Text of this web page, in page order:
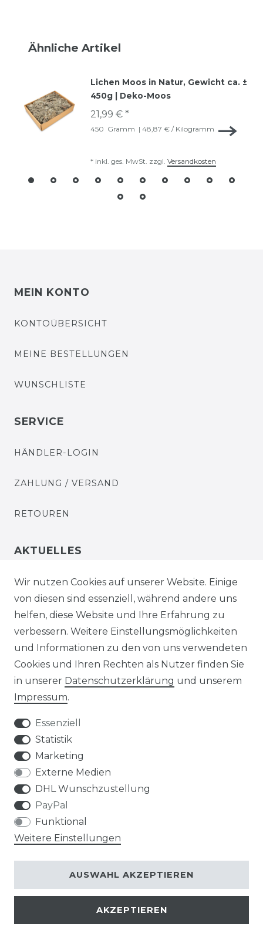
Ähnliche Artikel
Lichen Moos in Natur, Gewicht ca. ±
450g | Deko-Moos
21,99 € *
450 Gramm | 48,87 € / Kilogramm
* inkl. ges. MwSt. zzgl. Versandkosten
MEIN KONTO
KONTOÜBERSICHT
MEINE BESTELLUNGEN
WUNSCHLISTE
SERVICE
HÄNDLER-LOGIN
ZAHLUNG / VERSAND
RETOUREN
AKTUELLES
STELLENANGEBOTE
NEWSLETTER
Impressum
AGB
VERTRAG WIDERRUFEN
© Copyright 2026 | Alle Rechte vorbehalten.
Wir nutzen Cookies auf unserer Website. Einige
von diesen sind essenziell, während andere uns
helfen, diese Website und Ihre Erfahrung zu
verbessern. Weitere Einstellungsmöglichkeiten
und Informationen zu den von uns verwendeten
Cookies und Ihren Rechten als Nutzer finden Sie
in unserer Daten­schutz­erklärung und unserem
Impressum.
Essenziell
Statistik
Marketing
Externe Medien
DHL Wunschzustellung
PayPal
Funktional
Weitere Einstellungen
AKZEPTIEREN
AUSWAHL AKZEPTIEREN